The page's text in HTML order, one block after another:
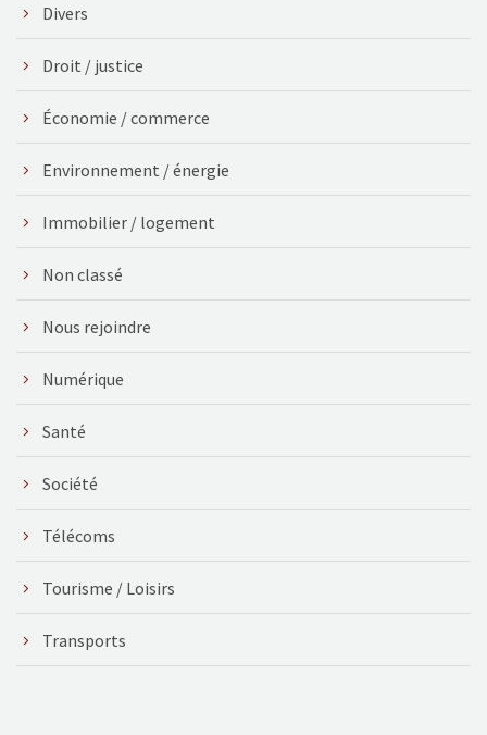
Divers
Droit / justice
Économie / commerce
Environnement / énergie
Immobilier / logement
Non classé
Nous rejoindre
Numérique
Santé
Société
Télécoms
Tourisme / Loisirs
Transports